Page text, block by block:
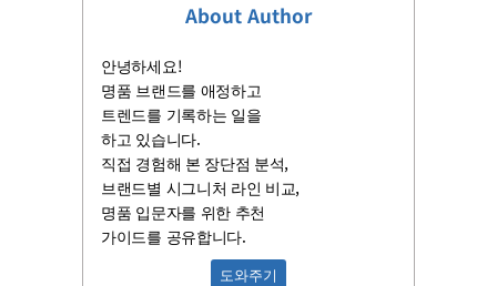
About Author
안녕하세요!
명품 브랜드를 애정하고
트렌드를 기록하는 일을
하고 있습니다.
직접 경험해 본 장단점 분석,
브랜드별 시그니처 라인 비교,
명품 입문자를 위한 추천
가이드를 공유합니다.
도와주기